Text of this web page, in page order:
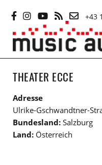
Inhalt
springen
+43
THEATER ECCE
Adresse
Ulrike-Gschwandtner-
Bundesland: Salzburg
Land: Österreich